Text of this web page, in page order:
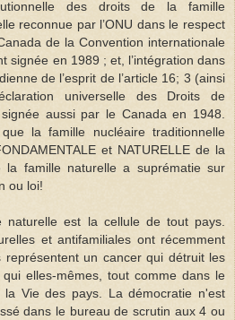
des droits de la famille
reconnue par l’ONU dans le respect
de la Convention internationale
signée en 1989 ; et, l’intégration dans
de l’esprit de l’article 16; 3 (ainsi
universelle des Droits de
signée aussi par le Canada en 1948.
la famille nucléaire traditionnelle
et NATURELLE de la
famille naturelle a suprématie sur
ou loi!
naturelle est la cellule de tout pays.
et antifamiliales ont récemment
représentent un cancer qui détruit les
elles-mêmes, tout comme dans le
la Vie des pays. La démocratie n'est
dans le bureau de scrutin aux 4 ou